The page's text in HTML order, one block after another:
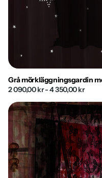
Grå mörkläggningsgardin
2 090,00 kr- 4 350,00 kr